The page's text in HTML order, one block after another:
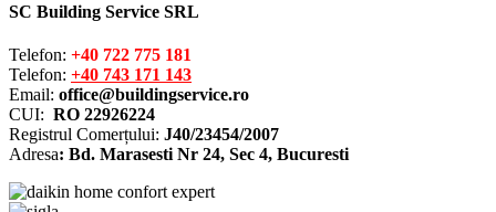
SC Building Service SRL
Telefon: +40 722 775 181
Telefon: +40 743 171 143
Email: office@buildingservice.ro
CUI: RO 22926224
Registrul Comerțului: J40/23454/2007
Adresa: Bd. Marasesti Nr 24, Sec 4, Bucuresti